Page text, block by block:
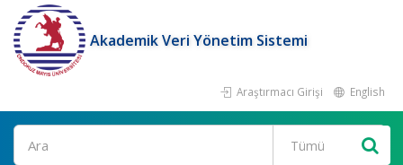
Akademik Veri Yönetim Sistemi
Araştırmacı Girişi English
Ara